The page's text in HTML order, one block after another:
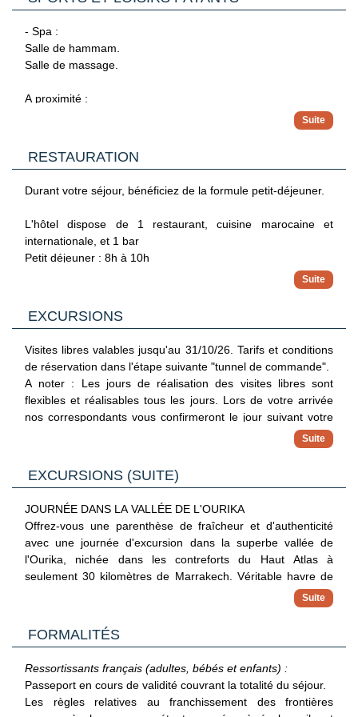
- Spa :
Salle de hammam.
Salle de massage.
A proximité :
- Place Jemaa El-Fna : 1 km.
RESTAURATION
Durant votre séjour, bénéficiez de la formule petit-déjeuner.
L'hôtel dispose de 1 restaurant, cuisine marocaine et
internationale, et 1 bar
Petit déjeuner : 8h à 10h
En supplément, possibilité de la formule demi-pension.
A noter : Le riad ne sert pas d'alcool.
EXCURSIONS
Visites libres valables jusqu'au 31/10/26. Tarifs et conditions
de réservation dans l'étape suivante "tunnel de commande".
A noter : Les jours de réalisation des visites libres sont
flexibles et réalisables tous les jours. Lors de votre arrivée
nos correspondants vous confirmeront le jour suivant votre
DECOUVERTE & EXCURSIONS
EXPÉRIENCE UNIQUE AU DÉSERT D'AGAFAY
plus envoûtants du Maroc : le désert d'Agafay.
Contrairement aux dunes de sable classiques, ce désert
minéral dévoile un paysage lunaire aux teintes blanches et
millénaire. Dès 16h, votre aventure débute au départ de
nature, où les montagnes de l'Atlas vous saluent de loin
tombée de la nuit, laissez-vous envelopper par la magie du
lieu : un dîner digne des Mille et Une Nuits vous attend sous
un ciel étoilé spectaculaire, accompagné d'une ambiance
EXCURSIONS (SUITE)
JOURNÉE DANS LA VALLÉE DE L'OURIKA
Offrez-vous une parenthèse de fraîcheur et d'authenticité
avec une journée d'excursion dans la superbe vallée de
l'Ourika, nichée dans les contreforts du Haut Atlas à
seulement 30 kilomètres de Marrakech. Véritable havre de
paix, la vallée déploie ses paysages verdoyants, façonnés
par une nature encore préservée et animés par la rivière
Ourika qui serpente à travers montagnes et cultures en
terrasses. En chemin, vous découvrirez une série de villages
où le temps semble s'être arrêté. Le contraste avec
l'agitation de Marrakech est saisissant : ici, tout invite à la
lenteur, à l'observation et à la rencontre. Si vous avez la
FORMALITÉS
Ressortissants français (adultes, bébés et enfants) :
Passeport en cours de validité couvrant la totalité du séjour.
Les règles relatives au franchissement des frontières